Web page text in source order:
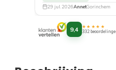
29 jul. 2026AnnetGorinchem
9,4 ★★★★★
332